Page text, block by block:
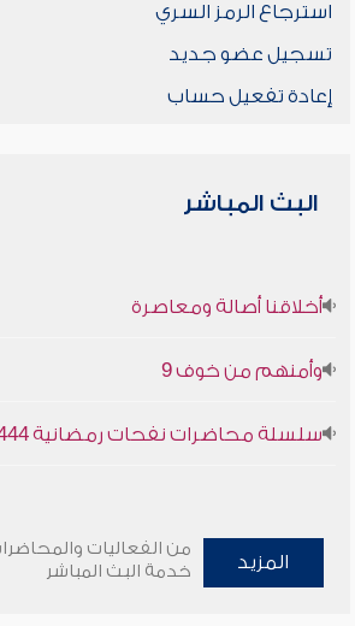
استرجاع الرمز السري
تسجيل عضو جديد
إعادة تفعيل حساب
البث المباشر
أخلاقنا أصالة ومعاصرة
وأمنهم من خوف 9
سلسلة محاضرات نفحات رمضانية 1444هـ
المزيد
من الفعاليات
خدمة البث المباشر